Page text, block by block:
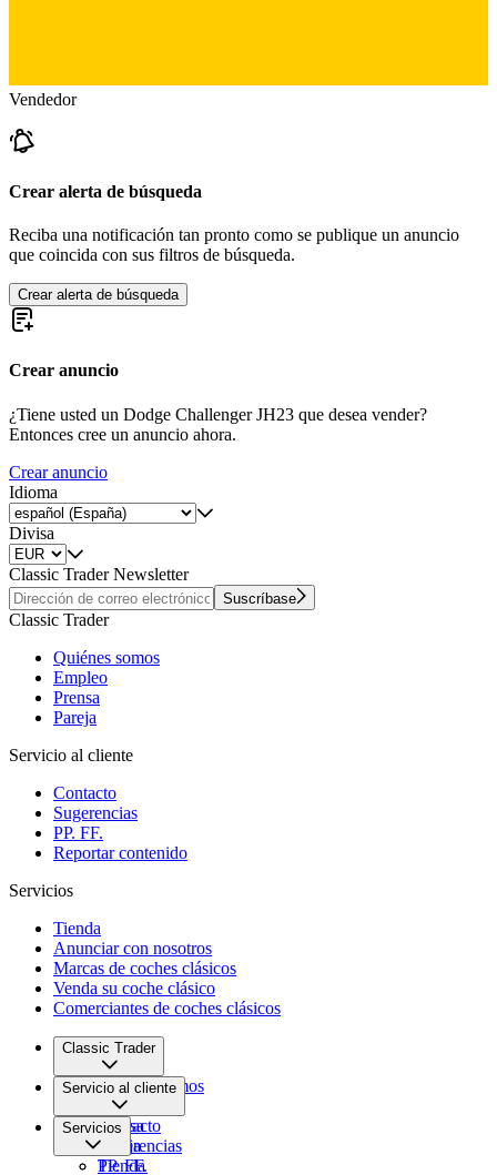
Vendedor
Crear alerta de búsqueda
Reciba una notificación tan pronto como se publique un anuncio
que coincida con sus filtros de búsqueda.
Crear alerta de búsqueda
Crear anuncio
¿Tiene usted un Dodge Challenger JH23 que desea vender?
Entonces cree un anuncio ahora.
Crear anuncio
Idioma
Divisa
Classic Trader Newsletter
Suscríbase
Classic Trader
Quiénes somos
Empleo
Prensa
Pareja
Servicio al cliente
Contacto
Sugerencias
PP. FF.
Reportar contenido
Servicios
Tienda
Anunciar con nosotros
Marcas de coches clásicos
Venda su coche clásico
Comerciantes de coches clásicos
Classic Trader
Quiénes somos
Empleo
Prensa
Pareja
Servicio al cliente
Contacto
Sugerencias
PP. FF.
Servicios
Tienda